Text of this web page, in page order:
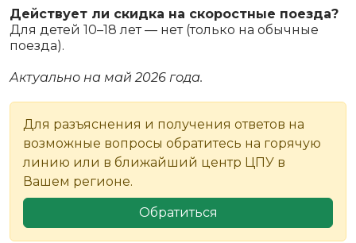
Действует ли скидка на скоростные поезда?
Для детей 10–18 лет — нет (только на обычные
поезда).
Актуально на май 2026 года.
Для разъяснения и получения ответов на
возможные вопросы обратитесь на горячую
линию или в ближайший центр ЦПУ в
Вашем регионе.
Обратиться